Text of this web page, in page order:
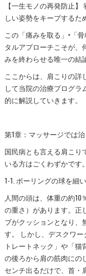
【一生モノの再発防止】
しい姿勢をキープするた
この「痛みを取る」×「
タルアプローチこそが、
みを終わらせる唯一の結
ここからは、肩こりの詳
して当院の治療プログ
的に解説していきます。
第1章：マッサージでは
国民病とも言える肩こり
いる方はごくわずかです。
1-1. ボーリングの球を細
人間の頭は、体重の約10
の重さ）があります。正
ブがクッションとなり、
す。 しかし、デスクワ
トレートネック」や「
の後ろから肩の筋肉にの
センチ出るだけで、首・